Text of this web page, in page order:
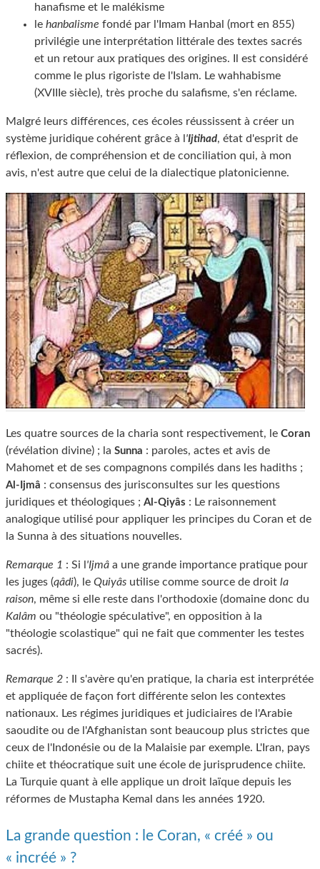
hanafisme et le malékisme
le hanbalisme fondé par l'Imam Hanbal (mort en 855)
privilégie une interprétation littérale des textes sacrés
et un retour aux pratiques des origines. Il est considéré
comme le plus rigoriste de l'Islam. Le wahhabisme
(XVIIIe siècle), très proche du salafisme, s'en réclame.
Malgré leurs différences, ces écoles réussissent à créer un
système juridique cohérent grâce à l 'Ijtihad, état d'esprit de
réflexion, de compréhension et de conciliation qui, à mon
avis, n'est autre que celui de la dialectique platonicienne.
Les quatre sources de la charia sont respectivement, le Coran
(révélation divine) ; la Sunna : paroles, actes et avis de
Mahomet et de ses compagnons compilés dans les hadiths ;
Al-Ijmâ : consensus des jurisconsultes sur les questions
juridiques et théologiques ; Al-Qiyâs : Le raisonnement
analogique utilisé pour appliquer les principes du Coran et de
la Sunna à des situations nouvelles.
Remarque 1 : Si l 'Ijmâ a une grande importance pratique pour
les juges (qâdi), le Quiyâs utilise comme source de droit la
raison, même si elle reste dans l'orthodoxie (domaine donc du
Kalâm ou "théologie spéculative", en opposition à la
"théologie scolastique" qui ne fait que commenter les testes
sacrés).
Remarque 2 : Il s'avère qu'en pratique, la charia est interprétée
et appliquée de façon fort différente selon les contextes
nationaux. Les régimes juridiques et judiciaires de l'Arabie
saoudite ou de l'Afghanistan sont beaucoup plus strictes que
ceux de l'Indonésie ou de la Malaisie par exemple. L'Iran, pays
chiite et théocratique suit une école de jurisprudence chiite.
La Turquie quant à elle applique un droit laïque depuis les
réformes de Mustapha Kemal dans les années 1920.
La grande question : le Coran, « créé » ou
« incréé » ?